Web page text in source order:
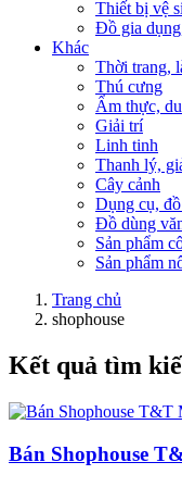
Thiết bị vệ
Đồ gia
Khác
Thời trang,
Thú cưng
Ẩm thực,
Giải trí
Linh tinh
Thanh lý,
Cây cảnh
Dụng cụ,
Đồ dùng
Sản phẩm
Sản phẩm
Trang chủ
shophouse
Kết quả tìm
Bán Shophouse